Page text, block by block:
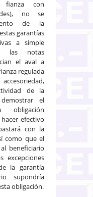
fianza con
no se
de la
garantías
a simple
las notas
el aval a
regulada
de la
el
obligación
efectivo
con la
como que el
beneficiario
excepciones
la garantía
supondría
obligación.